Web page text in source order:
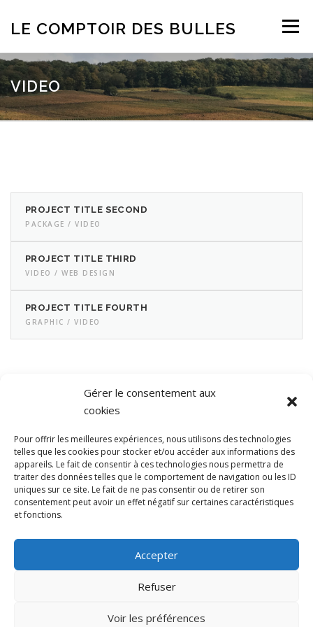
Gérer le consentement aux
cookies
Pour offrir les meilleures expériences, nous utilisons des technologies
telles que les cookies pour stocker et/ou accéder aux informations des
appareils. Le fait de consentir à ces technologies nous permettra de
traiter des données telles que le comportement de navigation ou les ID
uniques sur ce site. Le fait de ne pas consentir ou de retirer son
consentement peut avoir un effet négatif sur certaines caractéristiques
et fonctions.
Accepter
Refuser
Voir les préférences
contenu
LE COMPTOIR DES BULLES Menu
ACCUEIL NOS PARTENAIRES TARIFS
VIDEO
PROJECT TITLE SECOND
PACKAGE / VIDEO
PROJECT TITLE THIRD
VIDEO / WEB DESIGN
PROJECT TITLE FOURTH
GRAPHIC / VIDEO
RESTEZ À JOUR
Politique Cookies|Politique de confidentialité